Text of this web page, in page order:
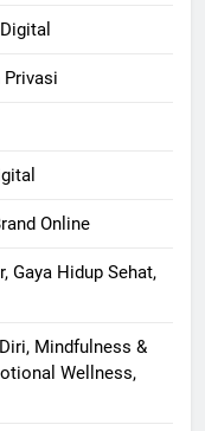
Privasi
Online
Gaya Hidup Sehat,
Mindfulness &
Wellness,